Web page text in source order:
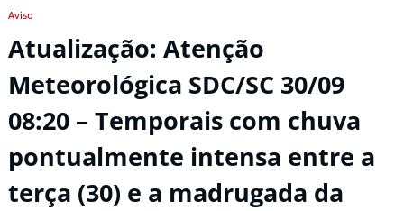
Aviso
Atualização: Atenção
Meteorológica SDC/SC 30/09
08:20 – Temporais com chuva
pontualmente intensa entre a
terça (30) e a madrugada da